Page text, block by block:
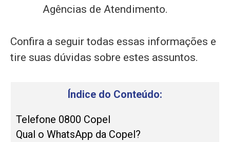
Agências de Atendimento.
Confira a seguir todas essas informações e
tire suas dúvidas sobre estes assuntos.
Índice do Conteúdo:
Telefone 0800 Copel
Qual o WhatsApp da Copel?